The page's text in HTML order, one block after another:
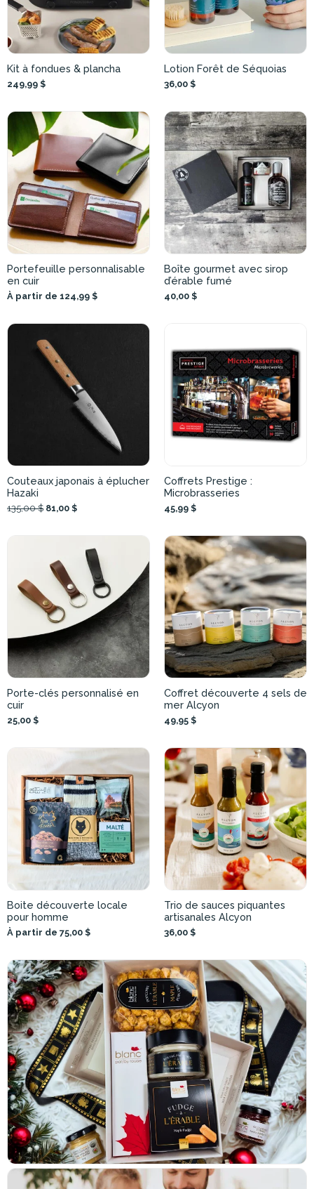
Kit à fondues & plancha
249,99 $
Lotion Forêt de Séquoias
36,00 $
Portefeuille personnalisable
en cuir
À partir de 124,99 $
Boîte gourmet avec sirop
d’érable fumé
40,00 $
Couteaux japonais à éplucher
Hazaki
135,00 $ 81,00 $
Coffrets Prestige :
Microbrasseries
45,99 $
Porte-clés personnalisé en
cuir
25,00 $
Coffret découverte 4 sels de
mer Alcyon
49,95 $
Boite découverte locale
pour homme
À partir de 75,00 $
Trio de sauces piquantes
artisanales Alcyon
36,00 $